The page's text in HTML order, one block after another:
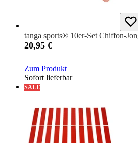
tanga sports® 10er-Set Chiffon-
20,95 €
Zum Produkt
Sofort lieferbar
SALE